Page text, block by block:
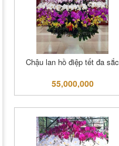
Chậu lan hồ điệp tết đa sắc
55,000,000